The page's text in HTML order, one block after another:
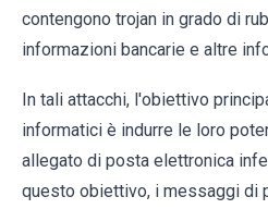
contengono trojan in grado di
informazioni bancarie e altre
In tali attacchi, l'obiettivo
informatici è indurre le loro
allegato di posta elettronica
questo obiettivo, i messaggi di